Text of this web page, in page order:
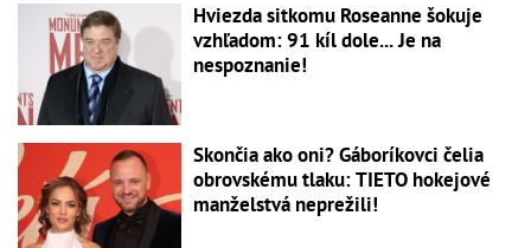
Hviezda sitkomu Roseanne šokuje
vzhľadom: 91 kíl dole... Je na
nespoznanie!
Skončia ako oni? Gáboríkovci čelia
obrovskému tlaku: TIETO hokejové
manželstvá neprežili!